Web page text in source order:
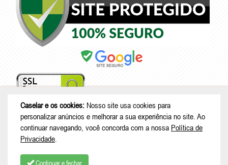
© Copyright 2026 - Caselar - CNPJ: 05.101.950/0001-26 |Rodovia
Deputado Genésio Tureck, 222 - Boehmerwald - São Bento do Sul - SC
Caselar e os cookies: Nosso site usa cookies para
personalizar anúncios e melhorar a sua experiência no site. Ao
continuar navegando, você concorda com a nossa Política de
Privacidade
Continuar e fechar